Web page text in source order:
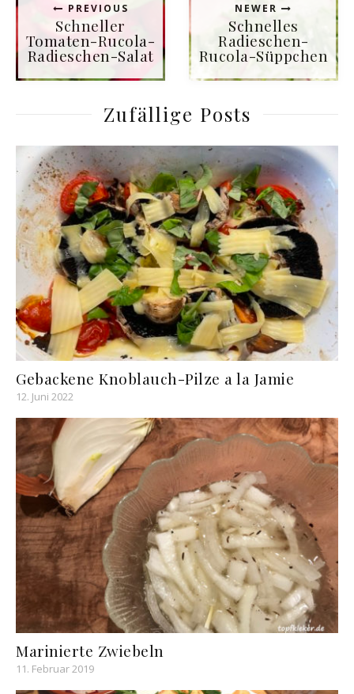
PREVIOUS
Schneller
Tomaten-Rucola-
Radieschen-Salat
NEWER
Schnelles
Radieschen-
Rucola-Süppchen
Zufällige Posts
Gebackene Knoblauch-Pilze a la Jamie
12. Juni 2022
Marinierte Zwiebeln
11. Februar 2019